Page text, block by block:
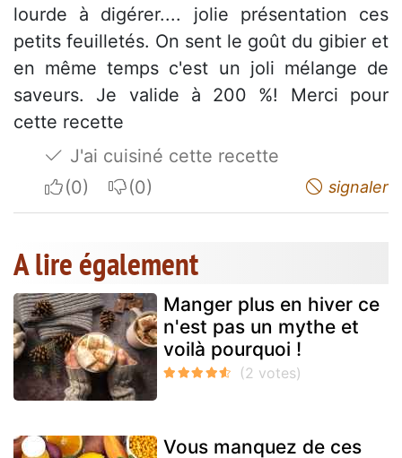
lourde à digérer.... jolie présentation ces
petits feuilletés. On sent le goût du gibier et
en même temps c'est un joli mélange de
saveurs. Je valide à 200 %! Merci pour
cette recette
J'ai cuisiné cette recette
I apreciateI do not appreciate signaler
A lire également
Manger plus en hiver ce
n'est pas un mythe et
voilà pourquoi !
Vous manquez de ces